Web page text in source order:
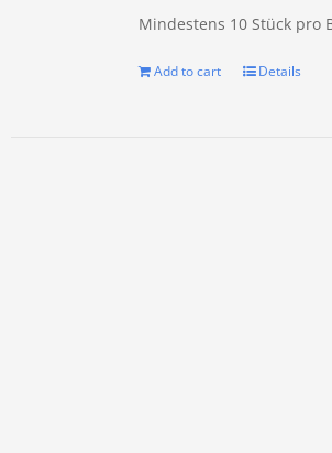
Mindestens 10 Stück pro
Add to cart Details